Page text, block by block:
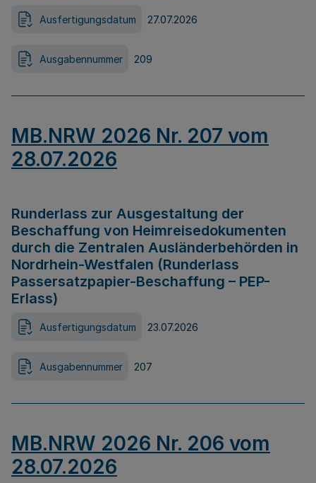
Ausfertigungsdatum 27.07.2026
Ausgabennummer 209
MB.NRW 2026 Nr. 207 vom
28.07.2026
Runderlass zur Ausgestaltung der
Beschaffung von Heimreisedokumenten
durch die Zentralen Ausländerbehörden in
Nordrhein-Westfalen (Runderlass
Passersatzpapier-Beschaffung – PEP-
Erlass)
Ausfertigungsdatum 23.07.2026
Ausgabennummer 207
MB.NRW 2026 Nr. 206 vom
28.07.2026